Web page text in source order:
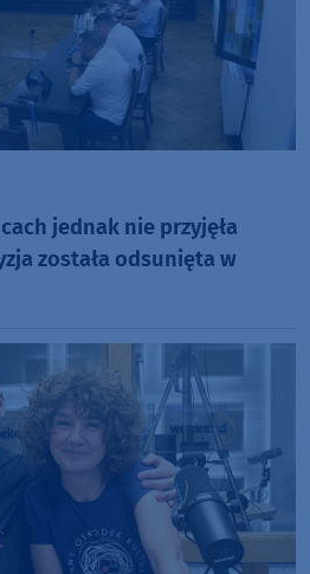
jednak nie przyjęła
została odsunięta w